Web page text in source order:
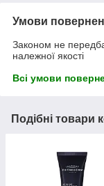
Умови
Законом не
належної якості
Всі умови
Подібні товари